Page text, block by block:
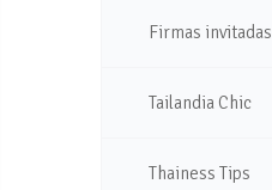
Firmas invitadas
Tailandia Chic
Thainess Tips